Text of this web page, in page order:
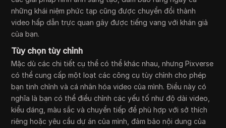
những khái niệm phức tạp cũng được chuyển đổi thành
video hấp dẫn trực quan gây được tiếng vang với khán giả
của bạn.
Tùy chọn tùy chỉnh
Mặc dù các chi tiết cụ thể có thể khác nhau, nhưng Pixverse
có thể cung cấp một loạt các công cụ tùy chỉnh cho phép
bạn tinh chỉnh và cá nhân hóa video của mình. Điều này có
nghĩa là bạn có thể điều chỉnh các yếu tố như độ dài video,
kiểu dáng, màu sắc và chuyển tiếp để phù hợp với sở thích
riêng hoặc yêu cầu dự án của mình, đảm bảo nội dung của